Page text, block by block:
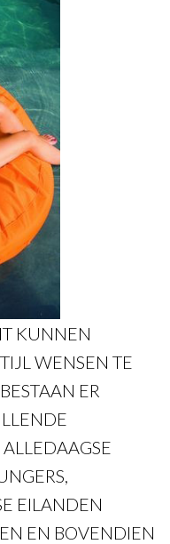
KUNNEN
WENSEN TE
ER
EILANDEN
EN BOVENDIEN